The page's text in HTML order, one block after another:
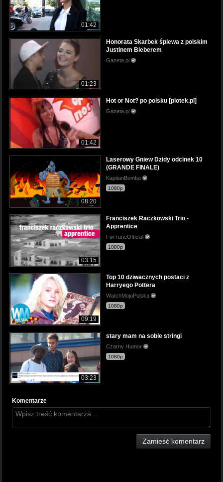
01:42
01:23
Honorata Skarbek śpiewa z polskim
Justinem Bieberem
Gazeta.pl
01:42
Hot or Not? po polsku [plotek.pl]
Gazeta.pl
08:20
Laserowy Gniew Dzidy odcinek 10
(GRANDE FINALE)
KapitanBomba
1080p
03:15
Franciszek Raczkowski Trio -
Apprentice
ForTuneOfficial
1080p
09:19
Top 10 dziwacznych postaci z
Harryego Pottera
WatchMojoPolska
1080p
03:23
stary mam na sobie stringi
Czarny Humor
1080p
Komentarze
Zamieść komentarz